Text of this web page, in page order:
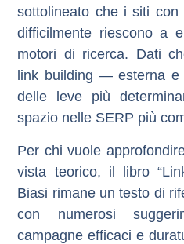
sottolineato che i siti con
difficilmente riescono a
motori di ricerca. Dati
link building — esterna
delle leve più
spazio nelle SERP più
Per chi vuole
vista teorico, il libro
Biasi rimane un testo di
con numerosi
campagne efficaci e